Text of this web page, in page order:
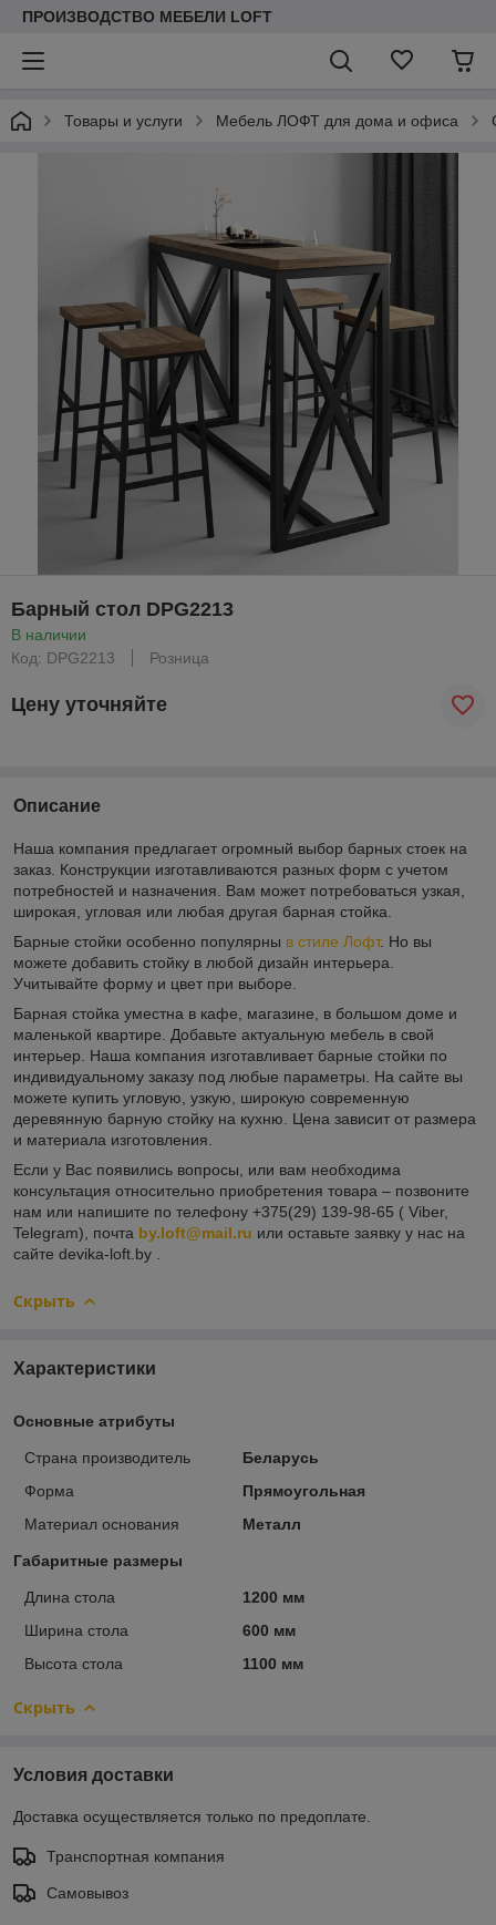
ПРОИЗВОДСТВО МЕБЕЛИ LOFT
Товары и услуги Мебель ЛОФТ для дома и офиса
Барный стол DPG2213
В наличии
Код: DPG2213
Розница
Цену уточняйте
Описание
Наша компания предлагает огромный выбор барных стоек на
заказ. Конструкции изготавливаются разных форм с учетом
потребностей и назначения. Вам может потребоваться узкая,
широкая, угловая или любая другая барная стойка.
Барные стойки особенно популярны в стиле Лофт. Но вы
можете добавить стойку в любой дизайн интерьера.
Учитывайте форму и цвет при выборе.
Барная стойка уместна в кафе, магазине, в большом доме и
маленькой квартире. Добавьте актуальную мебель в свой
интерьер. Наша компания изготавливает барные стойки по
индивидуальному заказу под любые параметры. На сайте вы
можете купить угловую, узкую, широкую современную
деревянную барную стойку на кухню. Цена зависит от размера
и материала изготовления.
Если у Вас появились вопросы, или вам необходима
консультация относительно приобретения товара – позвоните
нам или напишите по телефону +375(29) 139-98-65 ( Viber,
Telegram), почта by.loft@mail.ru или оставьте заявку у нас на
сайте devika-loft.by .
Скрыть
Характеристики
Основные атрибуты
Страна производитель
Беларусь
Форма
Прямоугольная
Материал основания
Металл
Габаритные размеры
Длина стола
1200 мм
Ширина стола
600 мм
Высота стола
1100 мм
Скрыть
Условия доставки
Доставка осуществляется только по предоплате.
Транспортная компания
Самовывоз